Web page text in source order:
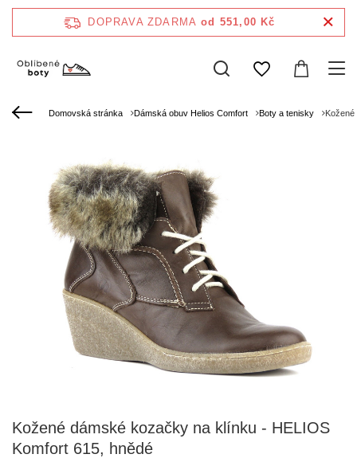
DOPRAVA ZDARMA od 551,00 Kč
Domovská stránka Dámská obuv Helios Comfort Boty a tenisky
Kožené dámské kozačky na klínku - HELIOS
Komfort 615, hnědé